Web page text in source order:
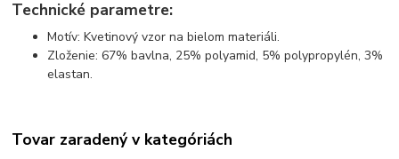
Technické parametre:
Motív: Kvetinový vzor na bielom materiáli.
Zloženie: 67% bavlna, 25% polyamid, 5% polypropylén, 3%
elastan.
Tovar zaradený v kategóriách